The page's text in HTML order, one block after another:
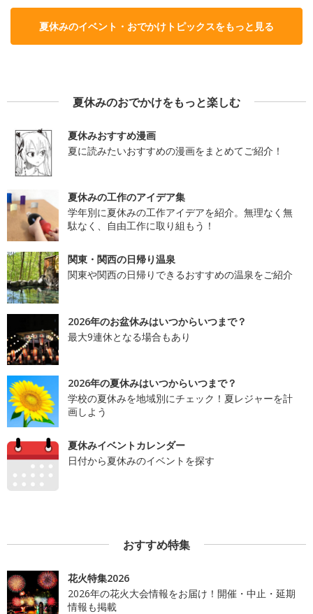
夏休みのイベント・おでかけトピックスをもっと見る
夏休みのおでかけをもっと楽しむ
夏休みおすすめ漫画
夏に読みたいおすすめの漫画をまとめてご紹介！
夏休みの工作のアイデア集
学年別に夏休みの工作アイデアを紹介。無理なく無
駄なく、自由工作に取り組もう！
関東・関西の日帰り温泉
関東や関西の日帰りできるおすすめの温泉をご紹介
2026年のお盆休みはいつからいつまで？
最大9連休となる場合もあり
2026年の夏休みはいつからいつまで？
学校の夏休みを地域別にチェック！夏レジャーを計
画しよう
夏休みイベントカレンダー
日付から夏休みのイベントを探す
おすすめ特集
花火特集2026
2026年の花火大会情報をお届け！開催・中止・延期
情報も掲載